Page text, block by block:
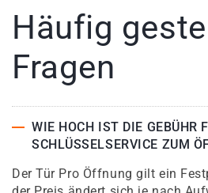
Häufig
Fragen
WIE HOCH IST DIE GEBÜHR
SCHLÜSSELSERVICE ZUM
Der Tür Pro Öffnung gilt ein